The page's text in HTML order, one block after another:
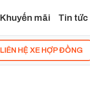
Khuyến mãi Tin tức
LIÊN HỆ XE HỢP ĐỒNG